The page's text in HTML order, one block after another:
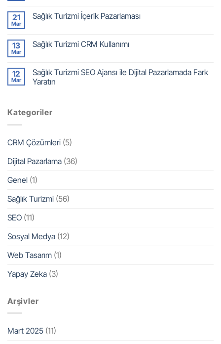
21
Mar
Sağlık Turizmi İçerik Pazarlaması
13
Mar
Sağlık Turizmi CRM Kullanımı
12
Mar
Sağlık Turizmi SEO Ajansı ile Dijital Pazarlamada Fark
Yaratın
Kategoriler
CRM Çözümleri (5)
Dijital Pazarlama (36)
Genel (1)
Sağlık Turizmi (56)
SEO (11)
Sosyal Medya (12)
Web Tasarım (1)
Yapay Zeka (3)
Arşivler
Mart 2025 (11)